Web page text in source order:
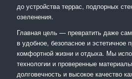
до устройства террас, подпорных
озеленения.
Главная цель — превратить даже
в удобное, безопасное и эстетичное
комфортной жизни и отдыха. Мы
технологии и проверенные
долговечность и высокое качество